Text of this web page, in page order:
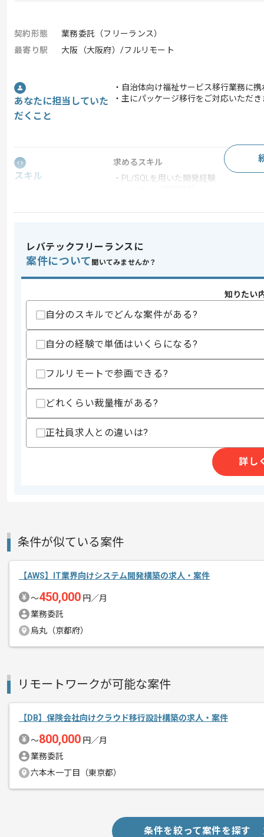
契約形態
業務委託（フリーランス）
最寄り駅
大阪（大阪府）/フルリモート
あなたに担当していた
だくこと
・自治体向け福祉サービス移行業務に
・主にパッケージ移行をご対応いただき
スキル
求めるスキル
・PL/SQLを用いた開発経験
スキルに不安がある方へ
上記に似た経験やスキルをお持ちであれば申
商談回数
2回
募集人数
3人
作業開始日
2026/05/18
エージェントからのコ
メント
レバテックでの実績がある企業の案件
ご経験と実績に応じてスライド案件の
新しいアイディアや技術を積極的に導入
レバテックフリーランスに
案件について 聞いてみませんか？
知りたい
自分のスキルでどんな案件がある?
自分の経験で単価はいくらになる?
フルリモートで参画できる?
どれくらい裁量権がある?
正社員求人との違いは?
詳し
条件が似ている案件
【AWS】IT業界向けシステム開発構築の求人・案件
〜450,000 円／月
業務委託
烏丸（京都府）
リモートワークが可能な案件
【DB】保険会社向けクラウド移行設計構築の求人・案件
〜800,000 円／月
業務委託
六本木一丁目（東京都）
条件を絞って案件を探す